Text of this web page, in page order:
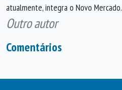
atualmente, integra o Novo Mercado.
Outro autor
Comentários